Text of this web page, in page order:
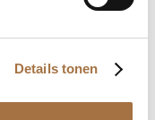
Details tonen